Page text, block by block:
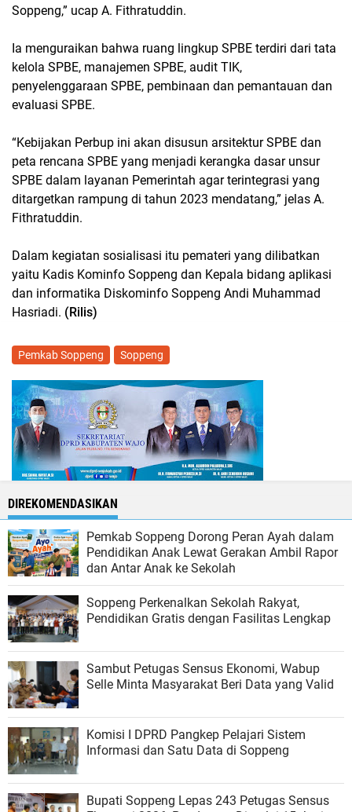
Soppeng,” ucap A. Fithratuddin.
Ia menguraikan bahwa ruang lingkup SPBE terdiri dari tata
kelola SPBE, manajemen SPBE, audit TIK,
penyelenggaraan SPBE, pembinaan dan pemantauan dan
evaluasi SPBE.
“Kebijakan Perbup ini akan disusun arsitektur SPBE dan
peta rencana SPBE yang menjadi kerangka dasar unsur
SPBE dalam layanan Pemerintah agar terintegrasi yang
ditargetkan rampung di tahun 2023 mendatang,” jelas A.
Fithratuddin.
Dalam kegiatan sosialisasi itu pemateri yang dilibatkan
yaitu Kadis Kominfo Soppeng dan Kepala bidang aplikasi
dan informatika Diskominfo Soppeng Andi Muhammad
Hasriadi. (Rilis)
Pemkab Soppeng Soppeng
DIREKOMENDASIKAN
Pemkab Soppeng Dorong Peran Ayah dalam
Pendidikan Anak Lewat Gerakan Ambil Rapor
dan Antar Anak ke Sekolah
Soppeng Perkenalkan Sekolah Rakyat,
Pendidikan Gratis dengan Fasilitas Lengkap
Sambut Petugas Sensus Ekonomi, Wabup
Selle Minta Masyarakat Beri Data yang Valid
Komisi I DPRD Pangkep Pelajari Sistem
Informasi dan Satu Data di Soppeng
Bupati Soppeng Lepas 243 Petugas Sensus